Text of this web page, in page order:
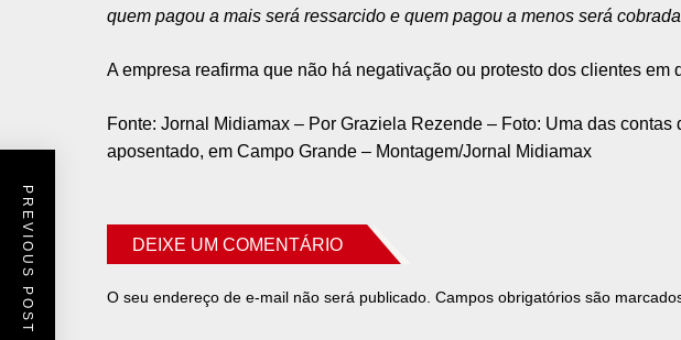
quem pagou a mais será ressarcido e quem pagou a menos será
A empresa reafirma que não há negativação ou protesto dos clientes em
Fonte: Jornal Midiamax – Por Graziela Rezende – Foto: Uma das contas
aposentado, em Campo Grande – Montagem/Jornal Midiamax
DEIXE UM COMENTÁRIO
O seu endereço de e-mail não será publicado. Campos obrigatórios são
PREVIOUS POST